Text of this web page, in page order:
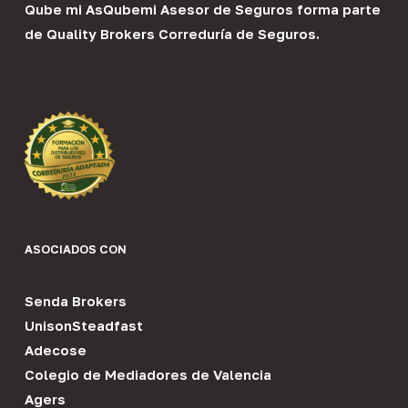
Qube mi AsQubemi Asesor de Seguros forma parte
de Quality Brokers Correduría de Seguros.
ASOCIADOS CON
Senda Brokers
UnisonSteadfast
Adecose
Colegio de Mediadores de Valencia
Agers